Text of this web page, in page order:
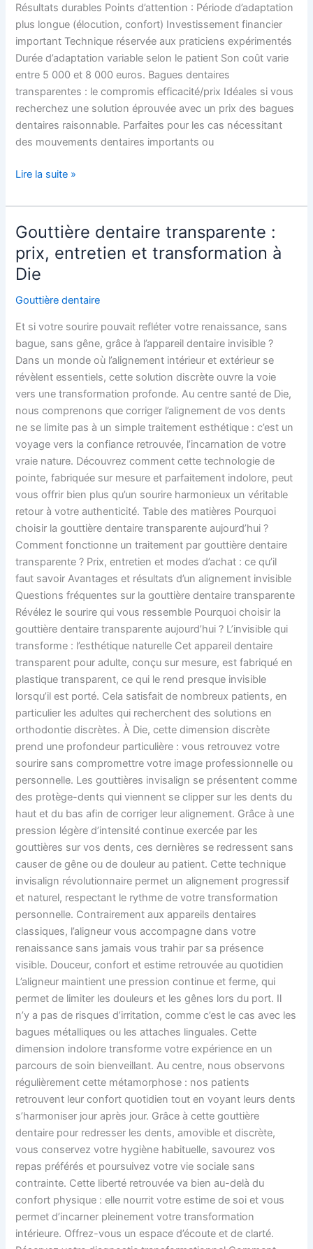
Résultats durables Points d’attention : Période d’adaptation
plus longue (élocution, confort) Investissement financier
important Technique réservée aux praticiens expérimentés
Durée d’adaptation variable selon le patient Son coût varie
entre 5 000 et 8 000 euros. Bagues dentaires
transparentes : le compromis efficacité/prix Idéales si vous
recherchez une solution éprouvée avec un prix des bagues
dentaires raisonnable. Parfaites pour les cas nécessitant
des mouvements dentaires importants ou
Lire la suite »
Gouttière dentaire transparente :
prix, entretien et transformation à
Die
Gouttière dentaire
Et si votre sourire pouvait refléter votre renaissance, sans
bague, sans gêne, grâce à l’appareil dentaire invisible ?
Dans un monde où l’alignement intérieur et extérieur se
révèlent essentiels, cette solution discrète ouvre la voie
vers une transformation profonde. Au centre santé de Die,
nous comprenons que corriger l’alignement de vos dents
ne se limite pas à un simple traitement esthétique : c’est un
voyage vers la confiance retrouvée, l’incarnation de votre
vraie nature. Découvrez comment cette technologie de
pointe, fabriquée sur mesure et parfaitement indolore, peut
vous offrir bien plus qu’un sourire harmonieux un véritable
retour à votre authenticité. Table des matières Pourquoi
choisir la gouttière dentaire transparente aujourd’hui ?
Comment fonctionne un traitement par gouttière dentaire
transparente ? Prix, entretien et modes d’achat : ce qu’il
faut savoir Avantages et résultats d’un alignement invisible
Questions fréquentes sur la gouttière dentaire transparente
Révélez le sourire qui vous ressemble Pourquoi choisir la
gouttière dentaire transparente aujourd’hui ? L’invisible qui
transforme : l’esthétique naturelle Cet appareil dentaire
transparent pour adulte, conçu sur mesure, est fabriqué en
plastique transparent, ce qui le rend presque invisible
lorsqu’il est porté. Cela satisfait de nombreux patients, en
particulier les adultes qui recherchent des solutions en
orthodontie discrètes. À Die, cette dimension discrète
prend une profondeur particulière : vous retrouvez votre
sourire sans compromettre votre image professionnelle ou
personnelle. Les gouttières invisalign se présentent comme
des protège-dents qui viennent se clipper sur les dents du
haut et du bas afin de corriger leur alignement. Grâce à une
pression légère d’intensité continue exercée par les
gouttières sur vos dents, ces dernières se redressent sans
causer de gêne ou de douleur au patient. Cette technique
invisalign révolutionnaire permet un alignement progressif
et naturel, respectant le rythme de votre transformation
personnelle. Contrairement aux appareils dentaires
classiques, l’aligneur vous accompagne dans votre
renaissance sans jamais vous trahir par sa présence
visible. Douceur, confort et estime retrouvée au quotidien
L’aligneur maintient une pression continue et ferme, qui
permet de limiter les douleurs et les gênes lors du port. Il
n’y a pas de risques d’irritation, comme c’est le cas avec les
bagues métalliques ou les attaches linguales. Cette
dimension indolore transforme votre expérience en un
parcours de soin bienveillant. Au centre, nous observons
régulièrement cette métamorphose : nos patients
retrouvent leur confort quotidien tout en voyant leurs dents
s’harmoniser jour après jour. Grâce à cette gouttière
dentaire pour redresser les dents, amovible et discrète,
vous conservez votre hygiène habituelle, savourez vos
repas préférés et poursuivez votre vie sociale sans
contrainte. Cette liberté retrouvée va bien au-delà du
confort physique : elle nourrit votre estime de soi et vous
permet d’incarner pleinement votre transformation
intérieure. Offrez-vous un espace d’écoute et de clarté.
Gouttière
dentaire
transparente
:
prix,
et
transformation
à
Die